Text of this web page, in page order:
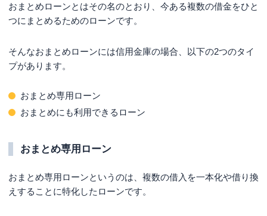
信用金庫のおまとめローンの審査基準
「信用情報」も審査にとても重要！
アルバイト・パート勤務の人でもOK？
住宅ローンの利用中でもおまとめローンに申し込
める？
信用金庫のおまとめローン審査に落ちてしまう人
申込条件を満たしていない
おまとめローンとはその名のとおり、今ある複数の借金をひと
つにまとめるためのローンです。
そんなおまとめローンには信用金庫の場合、以下の2つのタイ
プがあります。
おまとめ専用ローン
おまとめにも利用できるローン
おまとめ専用ローン
おまとめ専用ローンというのは、複数の借入を一本化や借り換
えすることに特化したローンです。